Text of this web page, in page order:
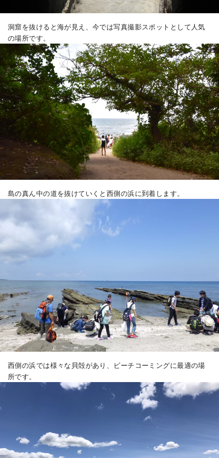
洞窟を抜けると海が見え、今では写真撮影スポットとして人気
の場所です。
島の真ん中の道を抜けていくと西側の浜に到着します。
西側の浜では様々な貝殻があり、ビーチコーミングに最適の場
所です。